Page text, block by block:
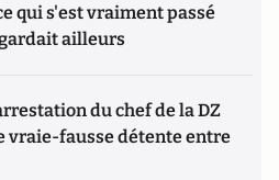
qui s'est vraiment passé
ailleurs
du chef de la DZ
vraie-fausse détente entre